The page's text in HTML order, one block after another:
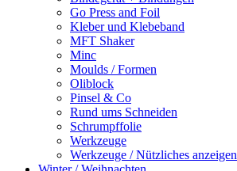
Go Press and Foil
Kleber und Klebeband
MFT Shaker
Minc
Moulds / Formen
Oliblock
Pinsel & Co
Rund ums Schneiden
Schrumpffolie
Werkzeuge
Werkzeuge / Nützliches anzeigen